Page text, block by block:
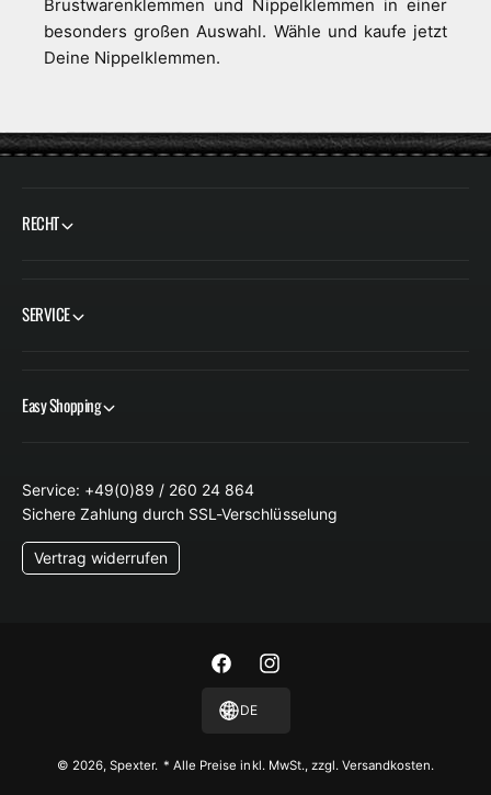
Brustwarenklemmen und Nippelklemmen in einer
besonders großen Auswahl. Wähle und kaufe jetzt
Deine Nippelklemmen.
RECHT
SERVICE
Easy Shopping
Service: +49(0)89 / 260 24 864
Sichere Zahlung durch SSL-Verschlüsselung
Vertrag widerrufen
© 2026,Spexter. * Alle Preise inkl. MwSt., zzgl. Versandkosten.
F
I
n
DE